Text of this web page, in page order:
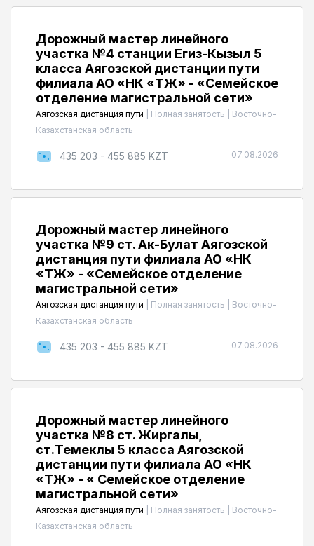
Дорожный мастер линейного
участка №4 станции Егиз-Кызыл 5
класса Аягозской дистанции пути
филиала АО «НК «ҚТЖ» - «Семейское
отделение магистральной сети»
Аягозская дистанция пути Полная занятость
Восточно-
Казахстанская область
435 203 - 455 885 KZT 07.08.2026
Дорожный мастер линейного
участка №9 ст. Ак-Булат Аягозской
дистанция пути филиала АО «НК
«ҚТЖ» - «Семейское отделение
магистральной сети»
Аягозская дистанция пути Полная занятость
Восточно-
Казахстанская область
435 203 - 455 885 KZT 07.08.2026
Дорожный мастер линейного
участка №8 ст. Жиргалы,
ст.Темеклы 5 класса Аягозской
дистанции пути филиала АО «НК
«ҚТЖ» - « Семейское отделение
магистральной сети»
Аягозская дистанция пути Полная занятость
Восточно-
Казахстанская область